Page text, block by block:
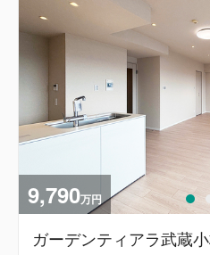
9,790万円
ガーデンティアラ武蔵